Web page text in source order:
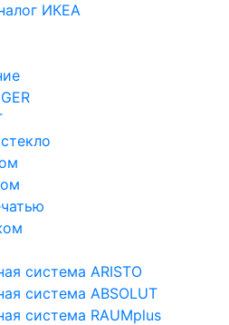
ИКЕА
система ARISTO
система ABSOLUT
система RAUMplus